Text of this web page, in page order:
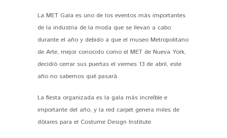
La MET Gala es uno de los eventos más importantes
de la industria de la moda que se llevan a cabo
durante el año y debido a que el museo Metropolitano
de Arte, mejor conocido como el MET de Nueva York,
decidió cerrar sus puertas el viernes 13 de abril, este
año no sabemos qué pasará.
La fiesta organizada es la gala más increíble e
importante del año, y la red carpet genera miles de
dólares para el Costume Design Institute.